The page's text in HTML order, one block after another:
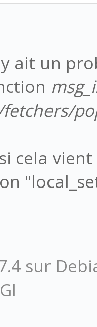
ait un
cela
sur